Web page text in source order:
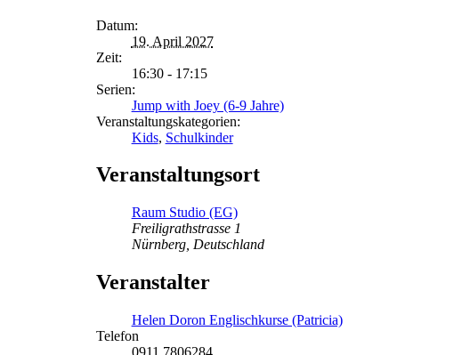
Datum:
19. April 2027
Zeit:
16:30 - 17:15
Serien:
Jump with Joey (6-9 Jahre)
Veranstaltungskategorien:
Kids, Schulkinder
Veranstaltungsort
Raum Studio (EG)
Freiligrathstrasse 1
Nürnberg, Deutschland
Veranstalter
Helen Doron Englischkurse (Patricia)
Telefon